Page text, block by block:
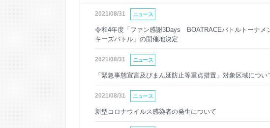
2021/08/31 ニュース
令和4年度「ファン感謝3Days BOATRACEバトルトーナメ
キーズバトル」の開催地決定
2021/08/31 ニュース
「緊急事態宣言及びまん延防止等重点措置」対象区域につい
2021/08/31 ニュース
新型コロナウイルス感染者の発生について